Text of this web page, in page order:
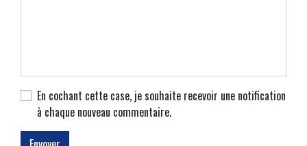
En cochant cette case, je souhaite recevoir une notification
à chaque nouveau commentaire.